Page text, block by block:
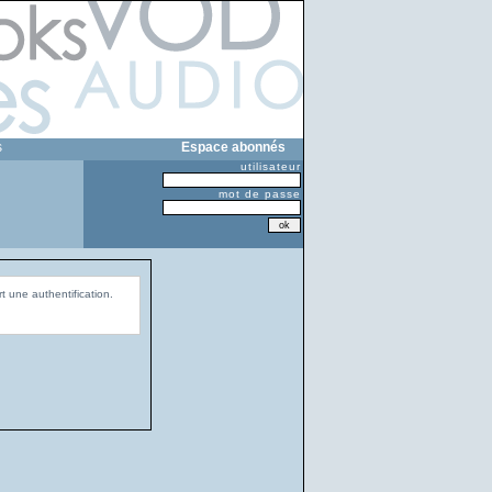
Espace abonnés
utilisateur
mot de passe
une authentification.